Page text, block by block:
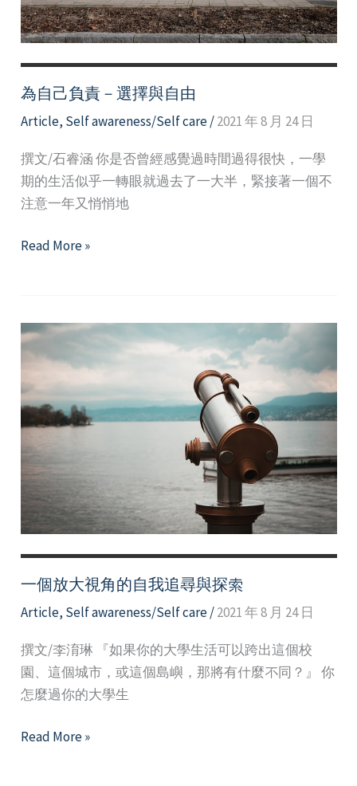
的
困
為自己負責－選擇與自由
Article, Self awareness/Self care/2021 年 8 月 24 日
撰文/石睿涵 你是否曾經感覺過時間過得很快，一學
期的生活似乎一轉眼就過去了一大半，緊接著一個不
注意一年又悄悄地
為
責
－
擇
與
自
Read More »
一個放大視角的自我追尋與探索
Article, Self awareness/Self care/2021 年 8 月 24 日
撰文/李淯琳 『如果你的大學生活可以跨出這個校
園、這個城市，或這個島嶼，那將有什麼不同？』 你
怎麼過你的大學生
一
Read More »